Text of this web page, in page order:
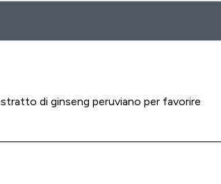
di ginseng peruviano per favorire